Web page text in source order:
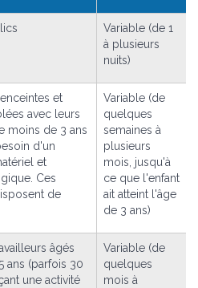
Variable (de 1
à plusieurs
nuits)
et
avec leurs
moins de 3 ans
d'un
et
Ces
de
Variable (de
quelques
semaines à
plusieurs
mois, jusqu'à
ce que l'enfant
ait atteint l'âge
de 3 ans)
âgés
ans (parfois 30
une activité
Variable (de
quelques
mois à